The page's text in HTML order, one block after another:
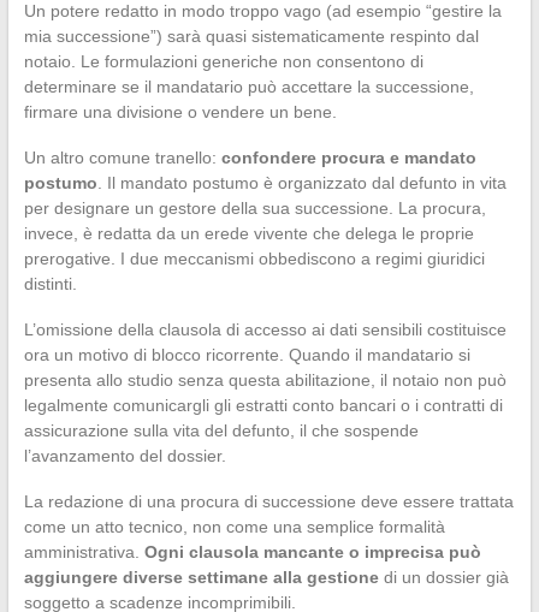
Un potere redatto in modo troppo vago (ad esempio “gestire la
mia successione”) sarà quasi sistematicamente respinto dal
notaio. Le formulazioni generiche non consentono di
determinare se il mandatario può accettare la successione,
firmare una divisione o vendere un bene.
Un altro comune tranello: confondere procura e mandato
postumo. Il mandato postumo è organizzato dal defunto in vita
per designare un gestore della sua successione. La procura,
invece, è redatta da un erede vivente che delega le proprie
prerogative. I due meccanismi obbediscono a regimi giuridici
distinti.
L’omissione della clausola di accesso ai dati sensibili costituisce
ora un motivo di blocco ricorrente. Quando il mandatario si
presenta allo studio senza questa abilitazione, il notaio non può
legalmente comunicargli gli estratti conto bancari o i contratti di
assicurazione sulla vita del defunto, il che sospende
l’avanzamento del dossier.
La redazione di una procura di successione deve essere trattata
come un atto tecnico, non come una semplice formalità
amministrativa. Ogni clausola mancante o imprecisa può
aggiungere diverse settimane alla gestionedi un dossier già
soggetto a scadenze incomprimibili.